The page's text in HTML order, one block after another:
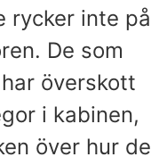
rycker inte på
De som
överskott
i kabinen,
över hur de